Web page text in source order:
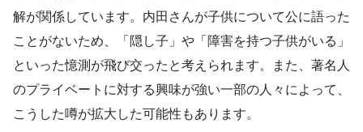
解が関係しています。内田さんが子供について公に語った
ことがないため、「隠し子」や「障害を持つ子供がいる」
といった憶測が飛び交ったと考えられます。また、著名人
のプライベートに対する興味が強い一部の人々によって、
こうした噂が拡大した可能性もあります。